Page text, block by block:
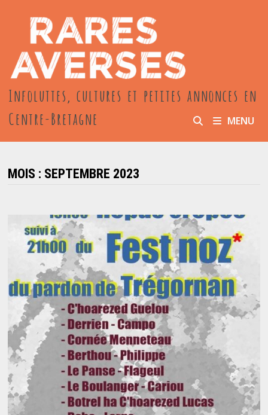
contenu
Infoluttes, cultures et petites annonces en
Centre-Bretagne
MENU
MOIS : SEPTEMBRE 2023